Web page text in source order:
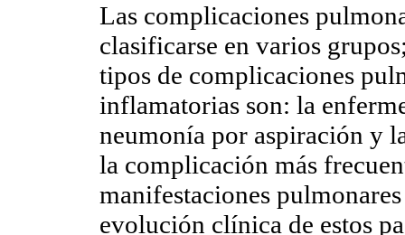
Las complicaciones
clasificarse en varios
tipos de complicaciones
inflamatorias son: la
neumonía por aspiración y
la complicación más
manifestaciones
evolución clínica de estos